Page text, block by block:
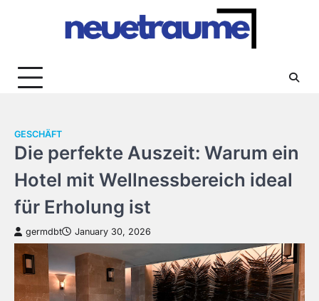
GESCHÄFT
Die perfekte Auszeit: Warum ein
Hotel mit Wellnessbereich ideal
für Erholung ist
germdbt January 30, 2026